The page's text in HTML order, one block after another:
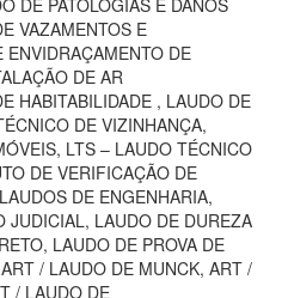
DE PATOLOGIAS E DANOS
VAZAMENTOS E
DE
DE AR
HABITABILIDADE , LAUDO DE
DE VIZINHANÇA,
LTS – LAUDO TÉCNICO
DE VERIFICAÇÃO DE
DE ENGENHARIA,
JUDICIAL, LAUDO DE DUREZA
LAUDO DE PROVA DE
/ LAUDO DE MUNCK, ART /
/ LAUDO DE